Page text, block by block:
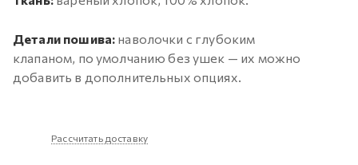
Детали пошива: наволочки с глубоким
клапаном, по умолчанию без ушек — их можно
добавить в дополнительных опциях.
Рассчитать доставку